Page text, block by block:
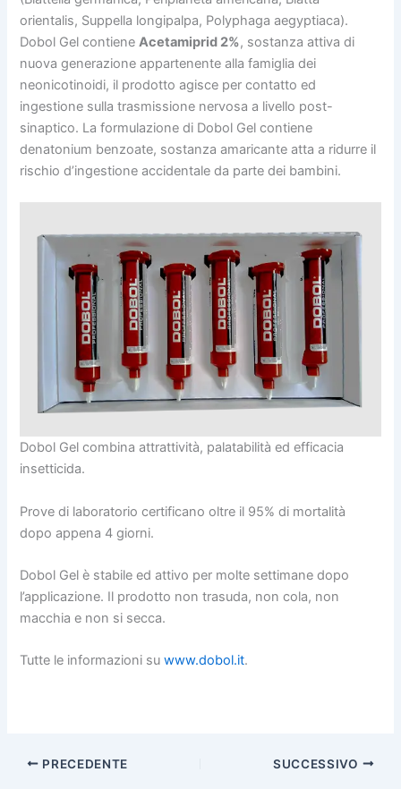
orientalis, Suppella longipalpa, Polyphaga aegyptiaca).
Dobol Gel contieneAcetamiprid 2%, sostanza attiva di
nuova generazione appartenente alla famiglia dei
neonicotinoidi, il prodotto agisce per contatto ed
ingestione sulla trasmissione nervosa a livello post-
sinaptico. La formulazione di Dobol Gel contiene
denatonium benzoate, sostanza amaricante atta a ridurre il
rischio d’ingestione accidentale da parte dei bambini.
Dobol Gel combina attrattività, palatabilità ed efficacia
insetticida.
Prove di laboratorio certificano oltre il 95% di mortalità
dopo appena 4 giorni.
Dobol Gel è stabile ed attivo per molte settimane dopo
l’applicazione. Il prodotto non trasuda, non cola, non
macchia e non si secca.
Tutte le informazioni su www.dobol.it.
PRECEDENTE SUCCESSIVO